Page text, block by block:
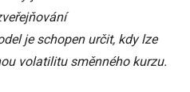
je schopen určit, kdy lze
volatilitu směnného kurzu.